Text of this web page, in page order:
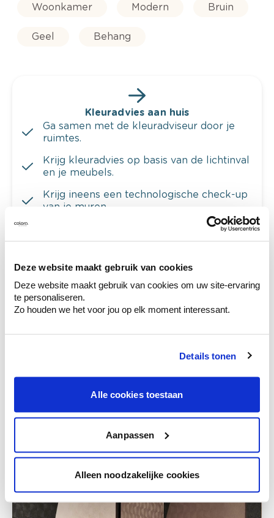
Deze website maakt gebruik van cookies
Deze website maakt gebruik van cookies om uw site-ervaring
te personaliseren.
Zo houden we het voor jou op elk moment interessant.
Details tonen
Alle cookies toestaan
Aanpassen
Alleen noodzakelijke cookies
Woonkamer
Modern Bruin
Geel Behang
Kleuradvies aan huis
Ga samen met de kleuradviseur door je
ruimtes.
Krijg kleuradvies op basis van de lichtinval
en je meubels.
Krijg ineens een technologische check-up
van je muren.
Bekijk je kleur in de winkel
Ontdek er kleurechte stalen van je
kleurenselectie.
Krijg persoonlijk advies om kleuren te
Deze stijlen zijn misschien ook iets voor jou